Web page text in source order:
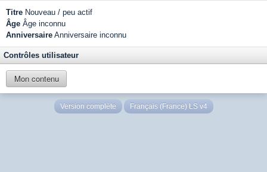
Titre Nouveau / peu actif
Âge Âge inconnu
Anniversaire Anniversaire inconnu
Contrôles utilisateur
Mon contenu
Version complète Français (France) LS v4